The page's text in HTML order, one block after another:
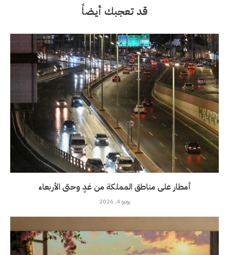
قد تعجبك أيضاً
أمطار على مناطق المملكة من غدٍ وحتى الأربعاء
يونيو 4, 2026